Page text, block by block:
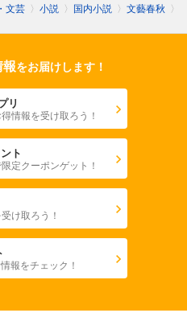
文芸 〉 小説 〉 国内小説 〉 文藝春秋 〉
をお届けします！
リ
情報を受け取ろう！
ト
定クーポンゲット！
け取ろう！
報をチェック！